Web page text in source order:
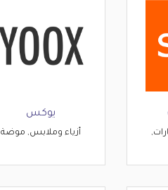
يوكس
أزياء وملابس, موضة